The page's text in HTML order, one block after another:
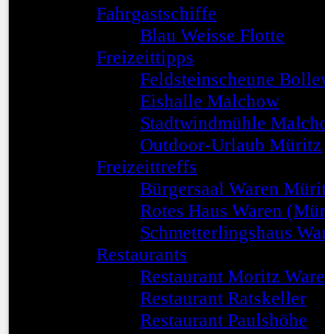
Fahrgastschiffe
Blau Weisse Flotte
Freizeittipps
Feldsteinscheune
Eishalle Malchow
Stadtwindmühle
Outdoor-Urlaub Müritz
Freizeittreffs
Bürgersaal Waren
Rotes Haus Waren
Schmetterlingshaus
Restaurants
Restaurant Moritz
Restaurant Ratskeller
Restaurant Paulshöhe